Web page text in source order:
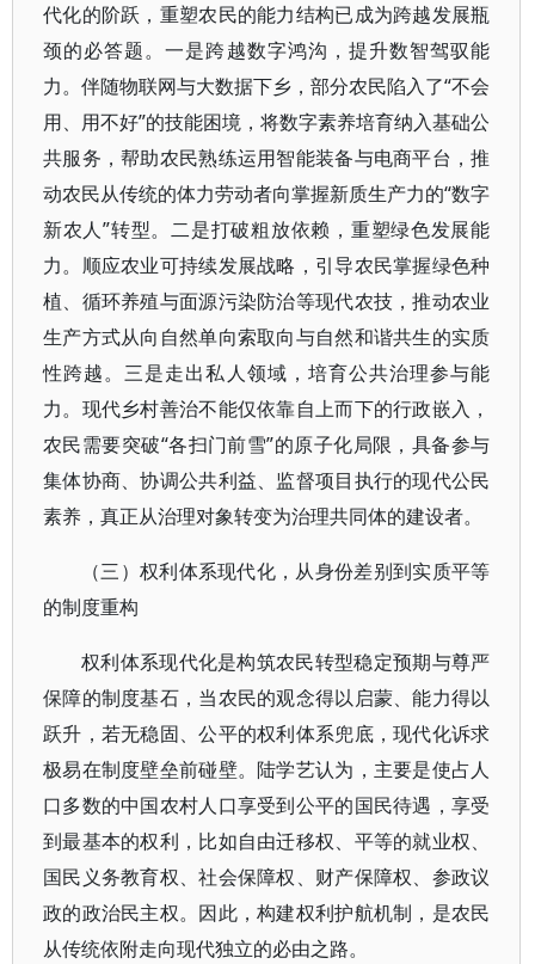
代化的阶跃，重塑农民的能力结构已成为跨越发展瓶
颈的必答题。一是跨越数字鸿沟，提升数智驾驭能
力。伴随物联网与大数据下乡，部分农民陷入了“不会
用、用不好”的技能困境，将数字素养培育纳入基础公
共服务，帮助农民熟练运用智能装备与电商平台，推
动农民从传统的体力劳动者向掌握新质生产力的“数字
新农人”转型。二是打破粗放依赖，重塑绿色发展能
力。顺应农业可持续发展战略，引导农民掌握绿色种
植、循环养殖与面源污染防治等现代农技，推动农业
生产方式从向自然单向索取向与自然和谐共生的实质
性跨越。三是走出私人领域，培育公共治理参与能
力。现代乡村善治不能仅依靠自上而下的行政嵌入，
农民需要突破“各扫门前雪”的原子化局限，具备参与
集体协商、协调公共利益、监督项目执行的现代公民
素养，真正从治理对象转变为治理共同体的建设者。
（三）权利体系现代化，从身份差别到实质平等
的制度重构
权利体系现代化是构筑农民转型稳定预期与尊严
保障的制度基石，当农民的观念得以启蒙、能力得以
跃升，若无稳固、公平的权利体系兜底，现代化诉求
极易在制度壁垒前碰壁。陆学艺认为，主要是使占人
口多数的中国农村人口享受到公平的国民待遇，享受
到最基本的权利，比如自由迁移权、平等的就业权、
国民义务教育权、社会保障权、财产保障权、参政议
政的政治民主权。因此，构建权利护航机制，是农民
从传统依附走向现代独立的必由之路。